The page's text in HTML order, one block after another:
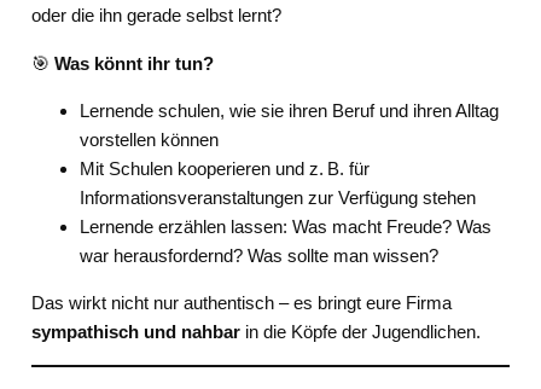
oder die ihn gerade selbst lernt?
🎯 Was könnt ihr tun?
Lernende schulen, wie sie ihren Beruf und ihren Alltag
vorstellen können
Mit Schulen kooperieren und z. B. für
Informationsveranstaltungen zur Verfügung stehen
Lernende erzählen lassen: Was macht Freude? Was
war herausfordernd? Was sollte man wissen?
Das wirkt nicht nur authentisch – es bringt eure Firma
sympathisch und nahbarin die Köpfe der Jugendlichen.